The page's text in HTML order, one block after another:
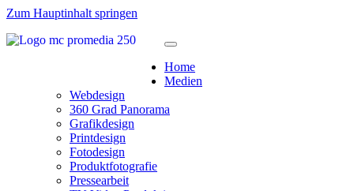
Zum Hauptinhalt springen
Home
Medien
Webdesign
360 Grad Panorama
Grafikdesign
Printdesign
Fotodesign
Produktfotografie
Pressearbeit